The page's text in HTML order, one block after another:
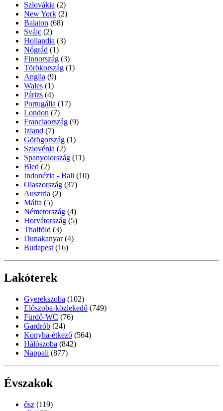
Szlovákia (2)
New York (2)
Balaton (68)
Svájc (2)
Hollandia (3)
Nógrád (1)
Finnország (3)
Törökország (1)
Anglia (9)
Wales (1)
Párizs (4)
Portugália (17)
London (7)
Franciaország (9)
Izland (7)
Görögország (1)
Szlovénia (2)
Spanyolország (11)
Bled (2)
Indonézia - Bali (10)
Olaszország (37)
Ausztria (2)
Málta (5)
Németország (4)
Horvátország (5)
Thaiföld (3)
Dunakanyar (4)
Budapest (16)
Lakóterek
Gyerekszoba (102)
Előszoba-közlekedő (749)
Fürdő-WC (76)
Gardrób (24)
Konyha-étkező (564)
Hálószoba (842)
Nappali (877)
Évszakok
ősz (119)